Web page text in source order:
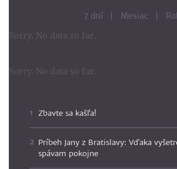
7 dní Mesiac
Sorry. No data so far.
Sorry. No data so far.
Zbavte sa kašľa!
Príbeh Jany z Bratislavy: Vďaka
spávam pokojne